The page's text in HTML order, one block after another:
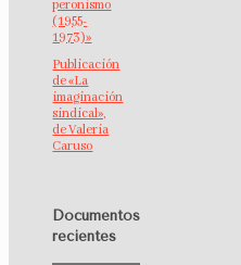
peronismo
(1955-
1973)»
Publicación
de «La
imaginación
sindical»,
de Valeria
Caruso
Documentos
recientes